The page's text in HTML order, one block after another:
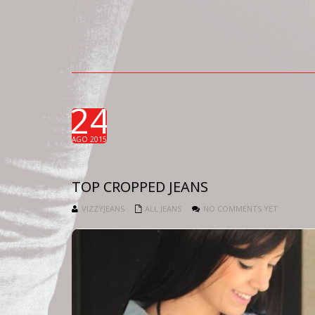
24
AGO 2015
TOP CROPPED JEANS
VIZZYJEANS ALL JEANS NO COMMENTS YET